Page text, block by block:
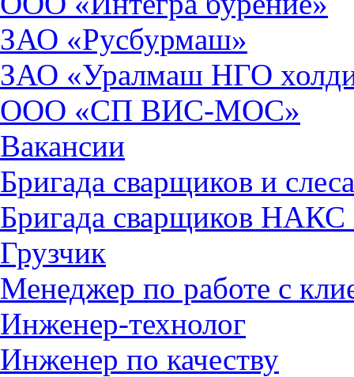
ЗАО «Русбурмаш»
ЗАО «Уралмаш НГО
ООО «СП ВИС-МОС»
Вакансии
Бригада сварщиков и
Бригада сварщиков
Грузчик
Менеджер по работе с
Инженер-технолог
Инженер по качеству